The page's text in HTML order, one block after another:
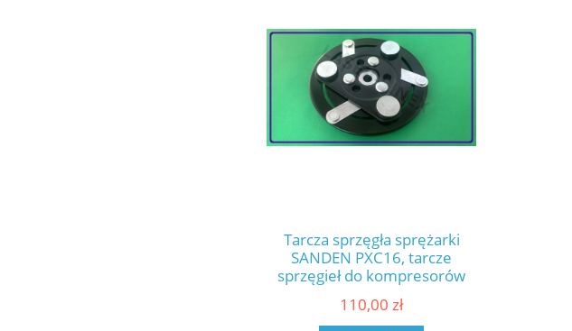
Tarcza sprzęgła sprężarki
SANDEN PXC16, tarcze
sprzęgieł do kompresorów
klimatyzacji OPEL Insignia,
SAAB 9-5, części do
110,00 zł